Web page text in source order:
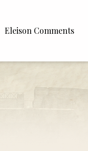
Eleison Comments